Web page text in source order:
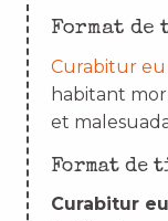
Format de
Curabitur
habitant
et
Format de
Curabitur